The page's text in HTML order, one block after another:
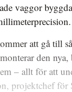
vaggor
att gå till
den
– allt för att
projektchef för